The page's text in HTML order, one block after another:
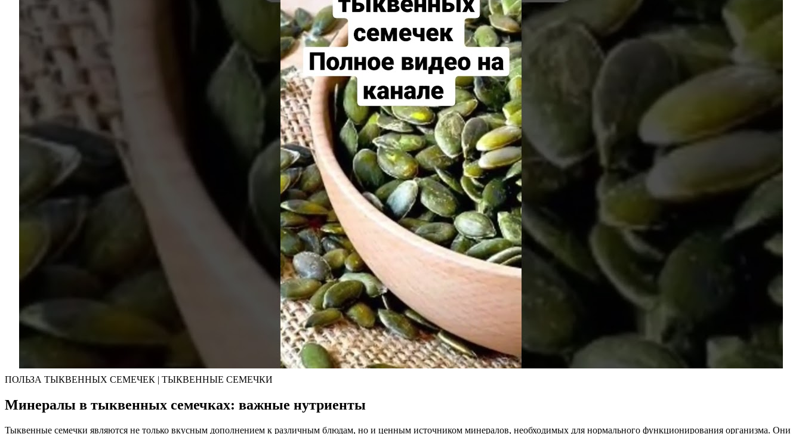
ПОЛЬЗА ТЫКВЕННЫХ СЕМЕЧЕК | ТЫКВЕННЫЕ СЕМЕЧКИ
Минералы в тыквенных семечках: важные нутриенты
Тыквенные семечки являются не только вкусным дополнением к различным блюдам, но и ценным источником минералов, необходимых для нормального функционирования организма. Они